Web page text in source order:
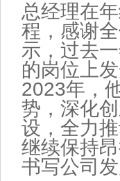
总经理在
程，感谢
示，过去
的岗位上
2023年，
势，深化
设，全力
继续保持
书写公司发